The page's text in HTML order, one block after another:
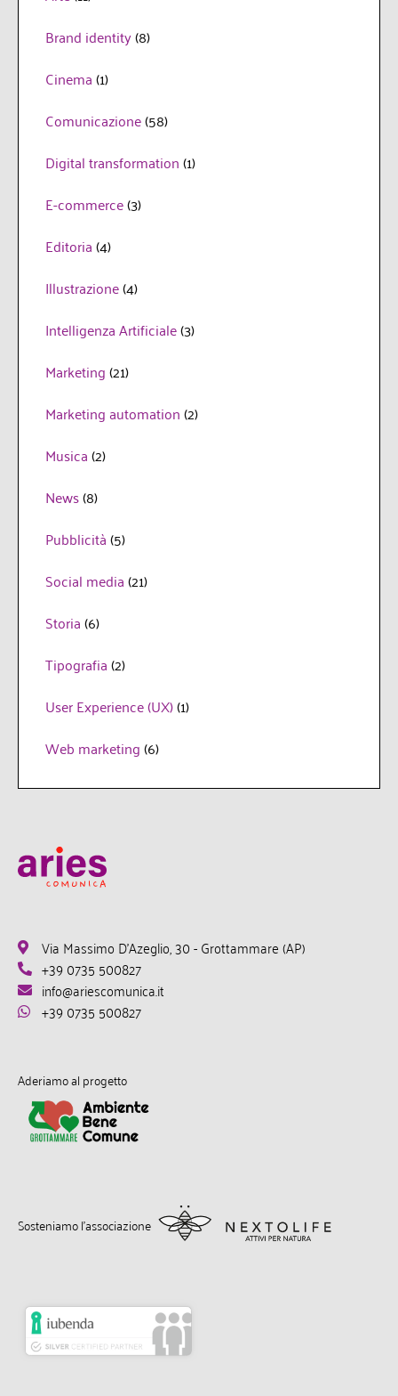
Brand identity(8)
Cinema(1)
Comunicazione(58)
Digital transformation(1)
E-commerce(3)
Editoria(4)
Illustrazione(4)
Intelligenza Artificiale(3)
Marketing(21)
Marketing automation(2)
Musica(2)
News(8)
Pubblicità(5)
Social media(21)
Storia(6)
Tipografia(2)
User Experience (UX)(1)
Web marketing(6)
Via Massimo D'Azeglio, 30 - Grottammare (AP)
+39 0735 500827
info@ariescomunica.it
+39 0735 500827
Aderiamo al progetto
Sosteniamo l’associazione